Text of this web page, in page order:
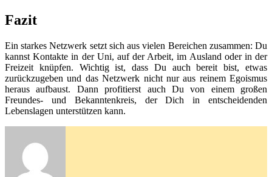
Fazit
Ein starkes Netzwerk setzt sich aus vielen Bereichen zusammen: Du
kannst Kontakte in der Uni, auf der Arbeit, im Ausland oder in der
Freizeit knüpfen. Wichtig ist, dass Du auch bereit bist, etwas
zurückzugeben und das Netzwerk nicht nur aus reinem Egoismus
heraus aufbaust. Dann profitierst auch Du von einem großen
Freundes- und Bekanntenkreis, der Dich in entscheidenden
Lebenslagen unterstützen kann.